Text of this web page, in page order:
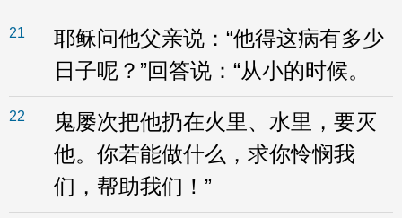
21
耶稣问他父亲说：“他得这病有多少
日子呢？”回答说：“从小的时候。
22
鬼屡次把他扔在火里、水里，要灭
他。你若能做什么，求你怜悯我
们，帮助我们！”